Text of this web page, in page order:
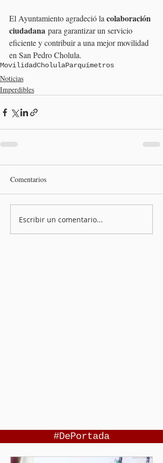
El Ayuntamiento agradeció la colaboración
ciudadana para garantizar un servicio
eficiente y contribuir a una mejor movilidad
en San Pedro Cholula.
MovilidadCholulaParquímetros
Noticias
Imperdibles
Comentarios
Escribir un comentario...
#DePortada